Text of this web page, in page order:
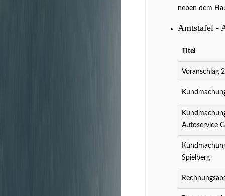
neben dem
Amtstafel -
Titel
Voranschlag
Autoservice
Spielberg